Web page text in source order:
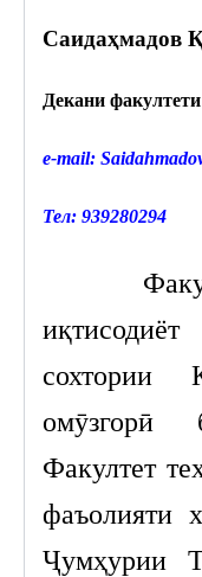
Саидаҳмадов
Декани
е-mail:
Тел: 939280294
сохтории
омӯзгорӣ
Факултет
фаъолияти
Ҷумҳурии